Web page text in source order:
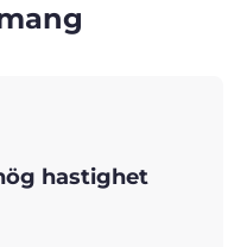
hastighet